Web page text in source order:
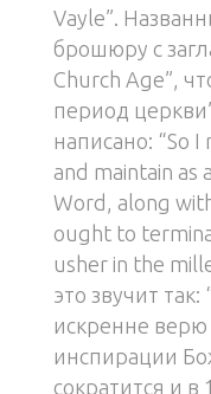
Vayle”.
брошюру с
Church Age”,
период
написано: “So
and maintain
Word, along
ought to
usher in the
это звучит
искренне верю
инспирации
сократится и в